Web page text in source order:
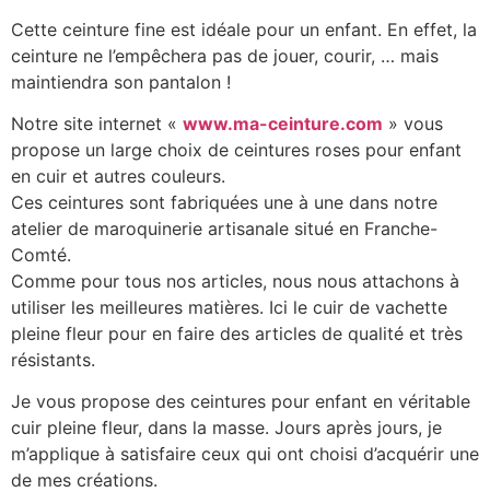
Cette ceinture fine est idéale pour un enfant. En effet, la
ceinture ne l’empêchera pas de jouer, courir, … mais
maintiendra son pantalon !
Notre site internet « www.ma-ceinture.com » vous
propose un large choix de ceintures roses pour enfant
en cuir et autres couleurs.
Ces ceintures sont fabriquées une à une dans notre
atelier de maroquinerie artisanale situé en Franche-
Comté.
Comme pour tous nos articles, nous nous attachons à
utiliser les meilleures matières. Ici le cuir de vachette
pleine fleur pour en faire des articles de qualité et très
résistants.
Je vous propose des ceintures pour enfant en véritable
cuir pleine fleur, dans la masse. Jours après jours, je
m’applique à satisfaire ceux qui ont choisi d’acquérir une
de mes créations.